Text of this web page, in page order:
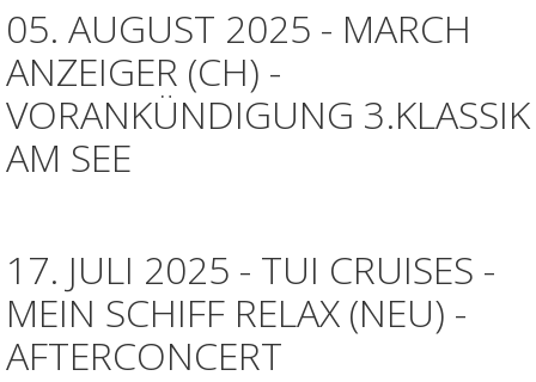
05. AUGUST 2025 - MARCH
ANZEIGER (CH) -
VORANKÜNDIGUNG 3.KLASSIK
AM SEE
17. JULI 2025 - TUI CRUISES -
MEIN SCHIFF RELAX (NEU) -
AFTERCONCERT